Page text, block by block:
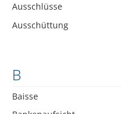
Ausschlüsse
Ausschüttung
B
Baisse